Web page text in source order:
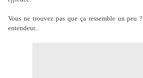
Vous ne trouvez pas que ça ressemble un peu ?
entendeur...